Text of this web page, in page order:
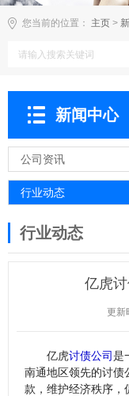
您当前的位置： 主页 >
新闻中心
公司资讯
行业动态
行业动态
亿虎
更新
亿虎讨债公司是
南通地区领先的讨债
款，维护经济秩序，